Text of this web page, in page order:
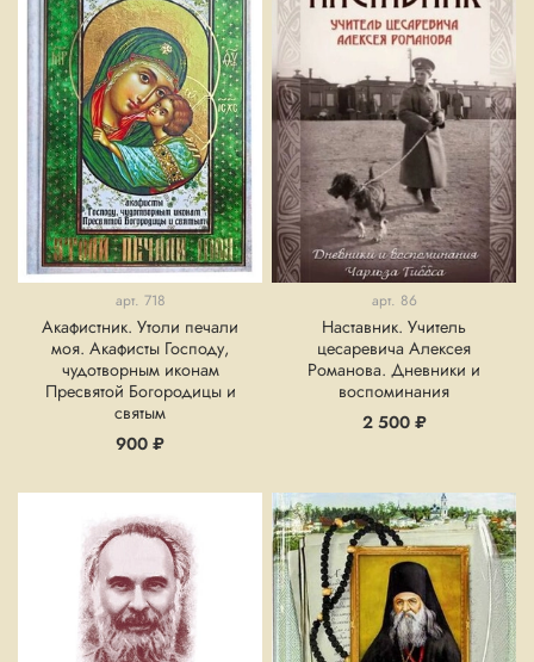
арт. 718
Акафистник. Утоли печали
моя. Акафисты Господу,
чудотворным иконам
Пресвятой Богородицы и
святым
900 ₽
арт. 86
Наставник. Учитель
цесаревича Алексея
Романова. Дневники и
воспоминания
2 500 ₽